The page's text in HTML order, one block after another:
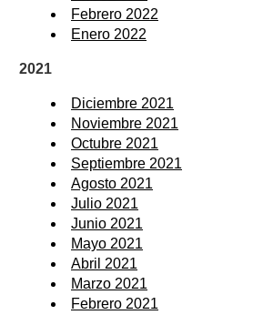
Febrero 2022
Enero 2022
2021
Diciembre 2021
Noviembre 2021
Octubre 2021
Septiembre 2021
Agosto 2021
Julio 2021
Junio 2021
Mayo 2021
Abril 2021
Marzo 2021
Febrero 2021